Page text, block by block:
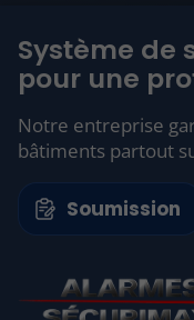
Système de
pour une
Notre entreprise
bâtiments partout
Soumission